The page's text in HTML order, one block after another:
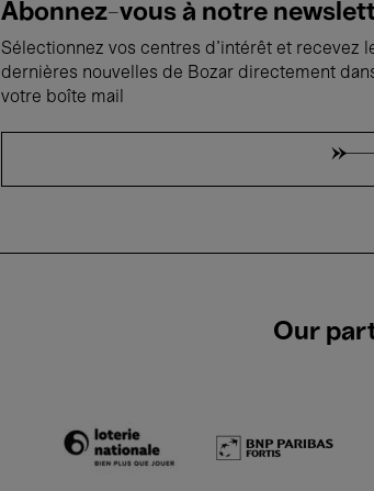
Abonnez-vous à notre
Sélectionnez vos centres d'intérêt et recevez
dernières nouvelles de Bozar directement
votre boîte mail
Our